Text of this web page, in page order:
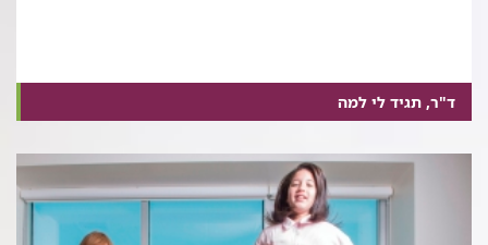
ד"ר, תגיד לי למה